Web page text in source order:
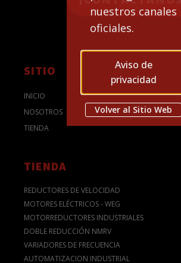
nuestros canales
oficiales.
Aviso de
privacidad
Volver al Sitio Web
SITIO
INICIO
NOSOTROS
TIENDA
TIENDA
REDUCTORES DE VELOCIDAD
MOTORES ELÉCTRICOS - WEG
MOTORREDUCTORES INDUSTRIALES
DOBLE REDUCCIÓN NMRV
VARIADORES DE FRECUENCIA
AUTOMATIZACION INDUSTRIAL